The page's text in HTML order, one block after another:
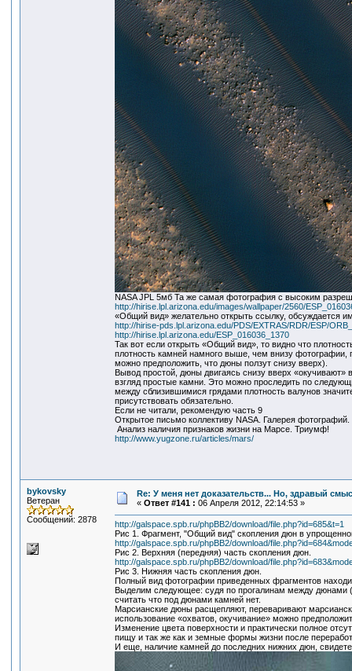
NASA JPL 5мб Та же самая фотография с высоким
http://hirise.lpl.arizona.edu/images/wallpaper/2560/
«Общий вид» желательно открыть ссылку, обсуждается
http://hirise-pds.lpl.arizona.edu/PDS/EXTRAS/RDR/ESP/
http://hirise.lpl.arizona.edu/ESP_016036_1370
Так вот если открыть «Общий вид», то видно что
плотность камней намного выше, чем внизу фотографии,
можно предположить, что дюны ползут снизу вверх).
Вывод простой, дюны двигаясь снизу вверх
взгляд простые камни. Это можно проследить по
между сблизившимися грядами плотность валунов
присутствовать обязательно.
Если не читали, рекомендую часть 9
Открытое письмо коллективу NASA. Галерея фотографий.
Анализ наличия признаков жизни на Марсе. Триумф!
http://www.yugzone.ru/articles/mars/
bykovsky
Ветеран
Сообщений: 2878
Re: У меня нет доказательств... Но, здравый
« Ответ #141 : 06 Апреля 2012, 22:14:53 »
http://galspace.spb.ru/phpBB2/download/file.php?id=685&t=1
Рис 1. Фрагмент, "Общий вид" скопления дюн в
http://galspace.spb.ru/phpBB2/download/
Рис 2. Верхняя (передняя) часть скопления дюн.
http://galspace.spb.ru/phpBB2/download/
Рис 3. Нижняя часть скопления дюн.
Полный вид фотографии приведенных фрагментов
Выделим следующее: судя по прогалинам между
считать что под дюнами камней нет.
Марсианские дюны расщепляют, переваривают
использование «охватов, окучивание» можно
Изменение цвета поверхности и практически полное
пищу и так же как и земные формы жизни после
И еще, наличие камней до последних нижних дюн,